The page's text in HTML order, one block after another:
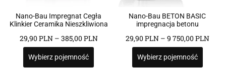
Nano-Bau Impregnat Cegła
Klinkier Ceramika Nieszkliwiona
29,90PLN– 385,00PLN
Wybierz pojemność
Nano-Bau BETON BASIC
impregnacja betonu
29,90PLN– 9 750,00PLN
Wybierz pojemność